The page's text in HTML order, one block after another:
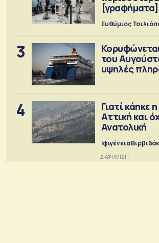
[γραφήματα]
Ευθύμιος
3
του
υψηλές
4
Γιατί κάηκε
Αττική και
Ανατολική
Ιφιγένεια